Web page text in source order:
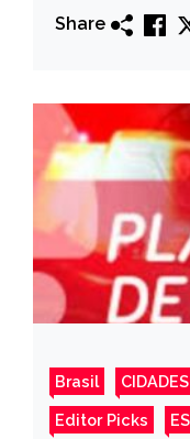
Share
Brasil CIDADES
Editor Picks